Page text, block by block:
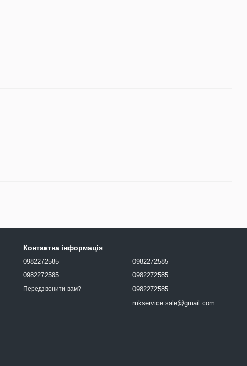
Контактна інформація
0982272585
0982272585
Передзвонити вам?
0982272585
0982272585
0982272585
mkservice.sale@gmail.com